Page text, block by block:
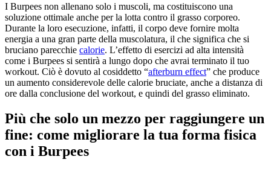
I Burpees non allenano solo i muscoli, ma costituiscono una
soluzione ottimale anche per la lotta contro il grasso corporeo.
Durante la loro esecuzione, infatti, il corpo deve fornire molta
energia a una gran parte della muscolatura, il che significa che si
bruciano parecchie calorie. L’effetto di esercizi ad alta intensità
come i Burpees si sentirà a lungo dopo che avrai terminato il tuo
workout. Ciò è dovuto al cosiddetto “afterburn effect” che produce
un aumento considerevole delle calorie bruciate, anche a distanza di
ore dalla conclusione del workout, e quindi del grasso eliminato.
Più che solo un mezzo per raggiungere un
fine: come migliorare la tua forma fisica
con i Burpees